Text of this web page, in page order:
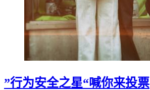
”行为安全之星“喊你来投票